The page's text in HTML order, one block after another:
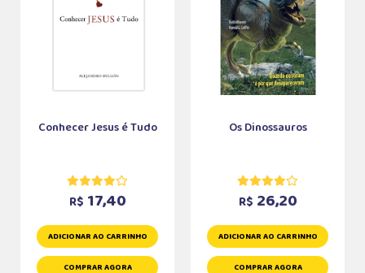
Conhecer Jesus é Tudo
R$ 17,40
ADICIONAR AO CARRINHO
COMPRAR AGORA
Os Dinossauros
R$ 26,20
ADICIONAR AO CARRINHO
COMPRAR AGORA